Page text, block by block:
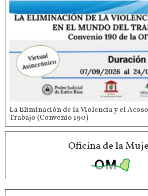
La Eliminación de la Violencia y el
Trabajo (Convenio 190)
Oficina de la